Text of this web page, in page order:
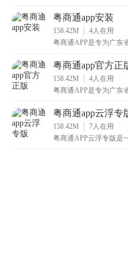
粤商通app安装
158.42M 4人在用
粤商通APP是专为广东
粤商通app官方正
158.42M 4人在用
粤商通APP是专为广东
粤商通app云浮专
158.42M 7人在用
粤商通APP云浮专版是